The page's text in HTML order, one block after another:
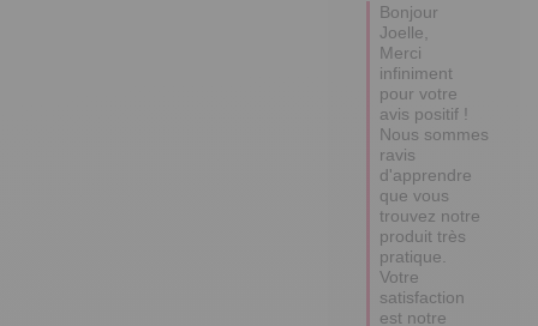
Bonjour
Joelle,
Merci
infiniment
pour votre
avis positif !
Nous sommes
ravis
d'apprendre
que vous
trouvez notre
produit très
pratique.
Votre
satisfaction
est notre